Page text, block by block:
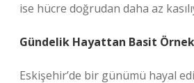
ise hücre doğrudan daha az
Gündelik Hayattan Basit
Eskişehir’de bir günümü hayal